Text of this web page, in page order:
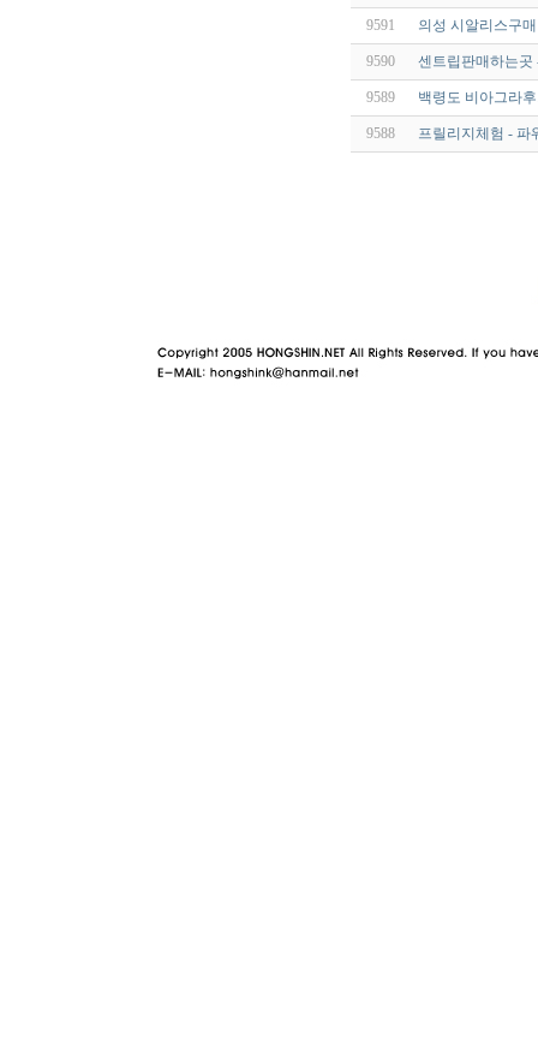
9591 의성 시알리스구
9590 센트립판매하는곳
9589 백령도 비아그라
9588 프릴리지체험 - 파